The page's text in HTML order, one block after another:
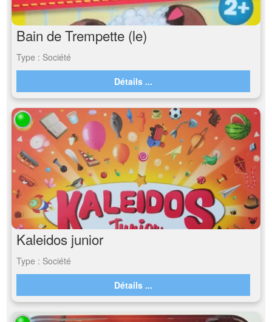
Bain de Trempette (le)
Type : Société
Détails ...
Kaleidos junior
Type : Société
Détails ...